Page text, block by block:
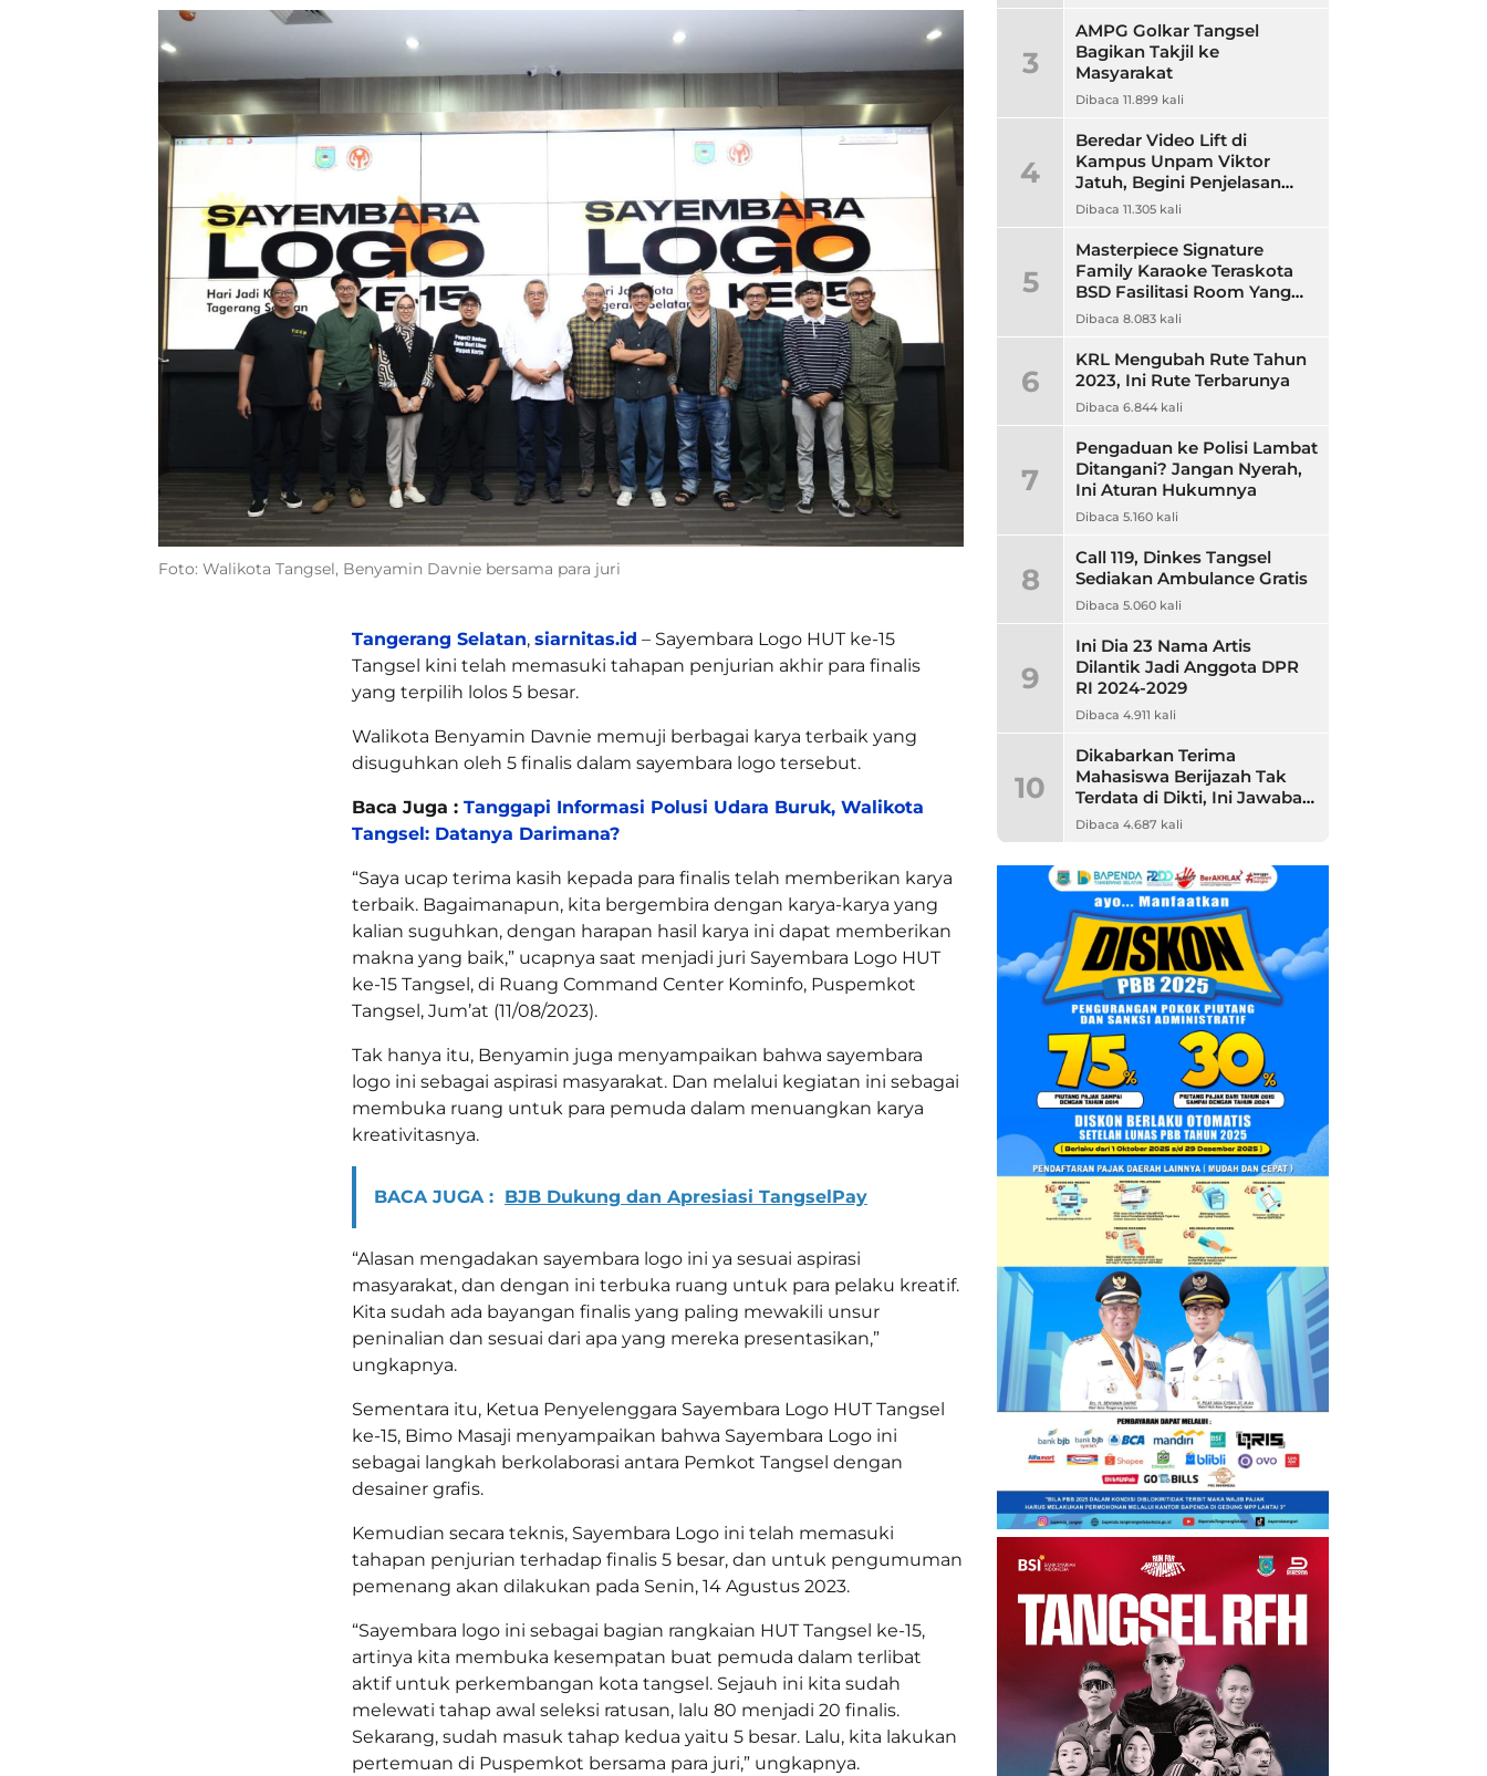
Foto: Walikota Tangsel, Benyamin Davnie bersama para juri
Tangerang Selatan, siarnitas.id – Sayembara Logo HUT ke-15
Tangsel kini telah memasuki tahapan penjurian akhir para finalis
yang terpilih lolos 5 besar.
Walikota Benyamin Davnie memuji berbagai karya terbaik yang
disuguhkan oleh 5 finalis dalam sayembara logo tersebut.
Baca Juga : Tanggapi Informasi Polusi Udara Buruk, Walikota
Tangsel: Datanya Darimana?
“Saya ucap terima kasih kepada para finalis telah memberikan karya
terbaik. Bagaimanapun, kita bergembira dengan karya-karya yang
kalian suguhkan, dengan harapan hasil karya ini dapat memberikan
makna yang baik,” ucapnya saat menjadi juri Sayembara Logo HUT
ke-15 Tangsel, di Ruang Command Center Kominfo, Puspemkot
Tangsel, Jum’at (11/08/2023).
Tak hanya itu, Benyamin juga menyampaikan bahwa sayembara
logo ini sebagai aspirasi masyarakat. Dan melalui kegiatan ini sebagai
membuka ruang untuk para pemuda dalam menuangkan karya
kreativitasnya.
BACA JUGA : BJB Dukung dan Apresiasi TangselPay
“Alasan mengadakan sayembara logo ini ya sesuai aspirasi
masyarakat, dan dengan ini terbuka ruang untuk para pelaku kreatif.
Kita sudah ada bayangan finalis yang paling mewakili unsur
peninalian dan sesuai dari apa yang mereka presentasikan,”
ungkapnya.
Sementara itu, Ketua Penyelenggara Sayembara Logo HUT Tangsel
ke-15, Bimo Masaji menyampaikan bahwa Sayembara Logo ini
sebagai langkah berkolaborasi antara Pemkot Tangsel dengan
desainer grafis.
Kemudian secara teknis, Sayembara Logo ini telah memasuki
tahapan penjurian terhadap finalis 5 besar, dan untuk pengumuman
pemenang akan dilakukan pada Senin, 14 Agustus 2023.
“Sayembara logo ini sebagai bagian rangkaian HUT Tangsel ke-15,
artinya kita membuka kesempatan buat pemuda dalam terlibat
aktif untuk perkembangan kota tangsel. Sejauh ini kita sudah
melewati tahap awal seleksi ratusan, lalu 80 menjadi 20 finalis.
Sekarang, sudah masuk tahap kedua yaitu 5 besar. Lalu, kita lakukan
pertemuan di Puspemkot bersama para juri,” ungkapnya.
3
AMPG Golkar Tangsel
Bagikan Takjil ke
Masyarakat
Dibaca 11.899 kali
4
Beredar Video Lift di
Kampus Unpam Viktor
Jatuh, Begini Penjelasan
Rektor Unpam
Dibaca 11.305 kali
5
Masterpiece Signature
Family Karaoke Teraskota
BSD Fasilitasi Room Yang
Nyaman dan Harga
Dibaca 8.083 kali
6
KRL Mengubah Rute Tahun
2023, Ini Rute Terbarunya
Dibaca 6.844 kali
7
Pengaduan ke Polisi Lambat
Ditangani? Jangan Nyerah,
Ini Aturan Hukumnya
Dibaca 5.160 kali
8
Call 119, Dinkes Tangsel
Sediakan Ambulance Gratis
Dibaca 5.060 kali
9
Ini Dia 23 Nama Artis
Dilantik Jadi Anggota DPR
RI 2024-2029
Dibaca 4.911 kali
10
Dikabarkan Terima
Mahasiswa Berijazah Tak
Terdata di Dikti, Ini Jawaban
Unpam
Dibaca 4.687 kali